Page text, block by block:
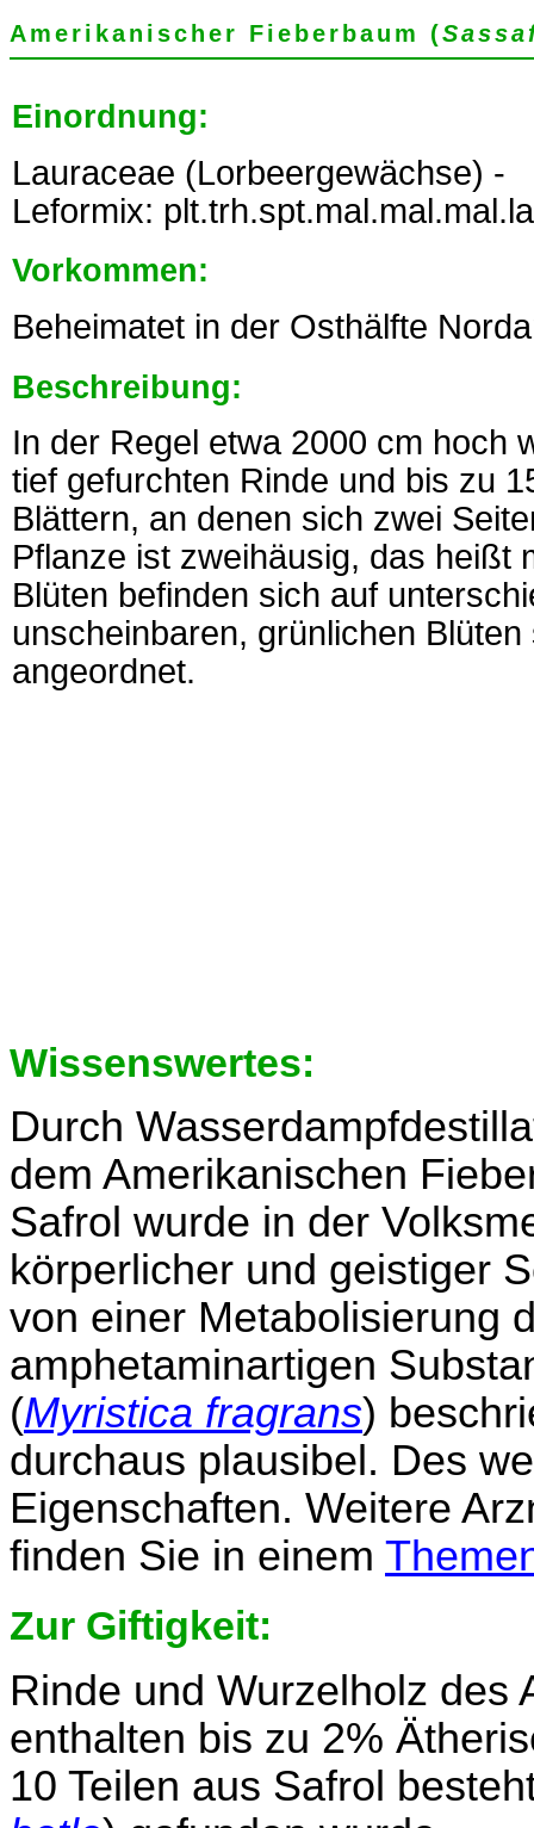
Amerikanischer Fieberbaum (
Einordnung:
Lauraceae (Lorbeergewächse) -
Leformix:
Vorkommen:
Beheimatet in der Osthälfte
Beschreibung:
In der Regel etwa 2000 cm hoch
tief gefurchten Rinde und bis zu
Blättern, an denen sich zwei
Pflanze ist zweihäusig, das heißt
Blüten befinden sich auf
unscheinbaren, grünlichen
angeordnet.
Wissenswertes:
Durch
dem Amerikanischen
Safrol wurde in der
körperlicher und geistiger
von einer Metabolisierung
amphetaminartigen
(Myristica fragrans)
durchaus plausibel. Des
Eigenschaften. Weitere
finden Sie in einem
Zur Giftigkeit:
Rinde und Wurzelholz des
enthalten bis zu 2%
10 Teilen aus Safrol